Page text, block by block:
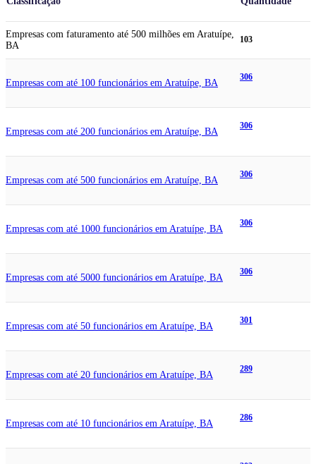
Empresas com faturamento até 500 milhões em Aratuípe,
BA
103
Empresas com até 100 funcionários em Aratuípe, BA
306
Empresas com até 200 funcionários em Aratuípe, BA
306
Empresas com até 500 funcionários em Aratuípe, BA
306
Empresas com até 1000 funcionários em Aratuípe, BA
306
Empresas com até 5000 funcionários em Aratuípe, BA
306
Empresas com até 50 funcionários em Aratuípe, BA
301
Empresas com até 20 funcionários em Aratuípe, BA
289
Empresas com até 10 funcionários em Aratuípe, BA
286